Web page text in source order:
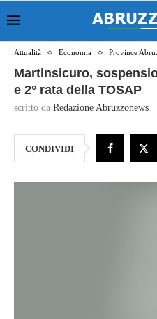
Attualità Economia Province
Martinsicuro,
e 2° rata della TOSAP
scritto da Redazione Abruzzonews
CONDIVIDI